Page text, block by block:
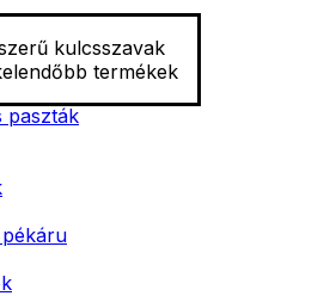
kulcsszavak
termékek
paszták